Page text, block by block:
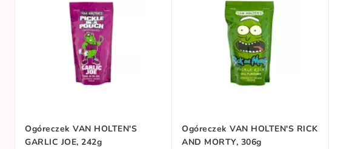
Ogóreczek VAN HOLTEN'S
GARLIC JOE, 242g
Ogóreczek VAN HOLTEN'S RICK
AND MORTY, 306g